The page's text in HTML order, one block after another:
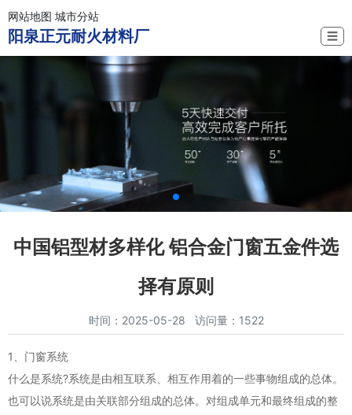
网站地图 城市分站
阳泉正元耐火材料厂 ☰
中国铝型材多样化 铝合金门窗五金件选
择有原则
时间：2025-05-28 访问量：1522
1、门窗系统
什么是系统?系统是由相互联系、相互作用着的一些事物组成的总体。
也可以说系统是由关联部分组成的总体。对组成单元和最终组成的整